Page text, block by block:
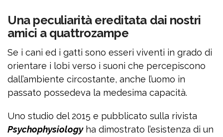
Una peculiarità ereditata dai nostri
amici a quattrozampe
Se i cani ed i gatti sono esseri viventi in grado di
orientare i lobi verso i suoni che percepiscono
dall’ambiente circostante, anche l’uomo in
passato possedeva la medesima capacità.
Uno studio del 2015 e pubblicato sulla rivista
Psychophysiologyha dimostrato l’esistenza di un